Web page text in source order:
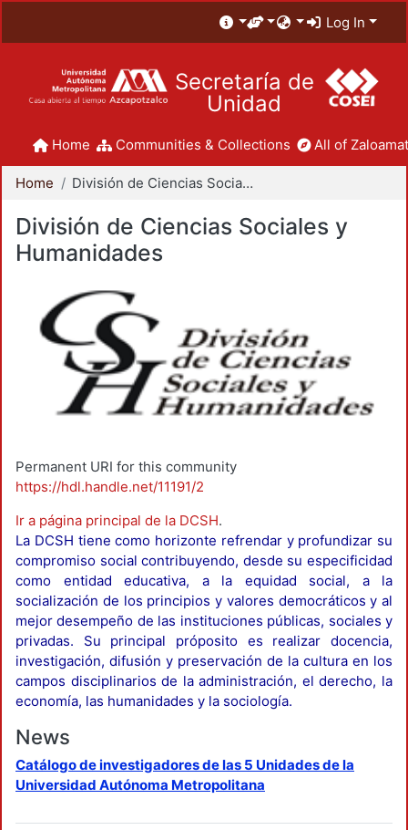
Log In
Secretaría de
Unidad
Home Communities & Collections All of
Home División de Ciencias Sociales y Humanidades
División de Ciencias Sociales y
Humanidades
Permanent URI for this community
https://hdl.handle.net/11191/2
Ir a página principal de la DCSH.
La DCSH tiene como horizonte refrendar y profundizar su
compromiso social contribuyendo, desde su especificidad
como entidad educativa, a la equidad social, a la
socialización de los principios y valores democráticos y al
mejor desempeño de las instituciones públicas, sociales y
privadas. Su principal próposito es realizar docencia,
investigación, difusión y preservación de la cultura en los
campos disciplinarios de la administración, el derecho, la
economía, las humanidades y la sociología.
News
Catálogo de investigadores de las 5 Unidades de la
Universidad Autónoma Metropolitana